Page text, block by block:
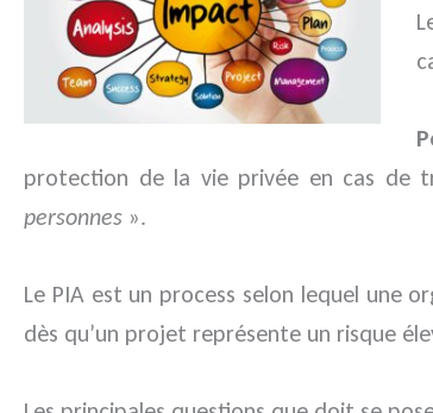
protection de la vie privée en cas de
personnes ».
Le PIA est un process selon lequel une
dès qu’un projet représente un risque